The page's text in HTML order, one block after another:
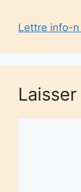
Lettre info-n